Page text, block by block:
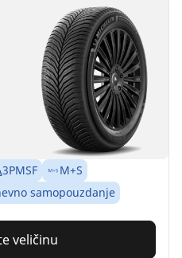
3PMSF
M+S
samopouzdanje
veličinu